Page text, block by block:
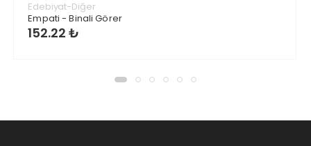
Edebiyat-Diğer
Empati - Binali Görer
152.22 ₺